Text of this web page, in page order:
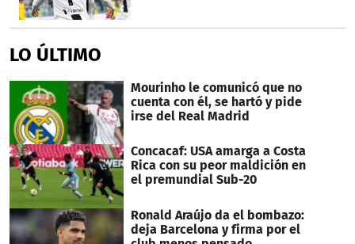
LO ÚLTIMO
Mourinho le comunicó que no
cuenta con él, se hartó y pide
irse del Real Madrid
Concacaf: USA amarga a Costa
Rica con su peor maldición en
el premundial Sub-20
Ronald Araújo da el bombazo:
deja Barcelona y firma por el